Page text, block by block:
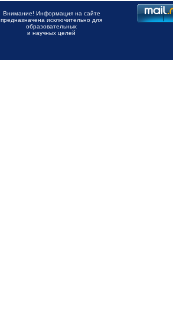
Внимание! Информация на сайте
предназначена исключительно для
образовательных
и научных целей